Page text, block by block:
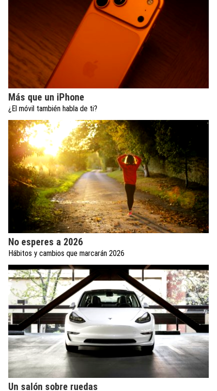
Más que un iPhone
¿El móvil también habla de ti?
No esperes a 2026
Hábitos y cambios que marcarán 2026
Un salón sobre ruedas